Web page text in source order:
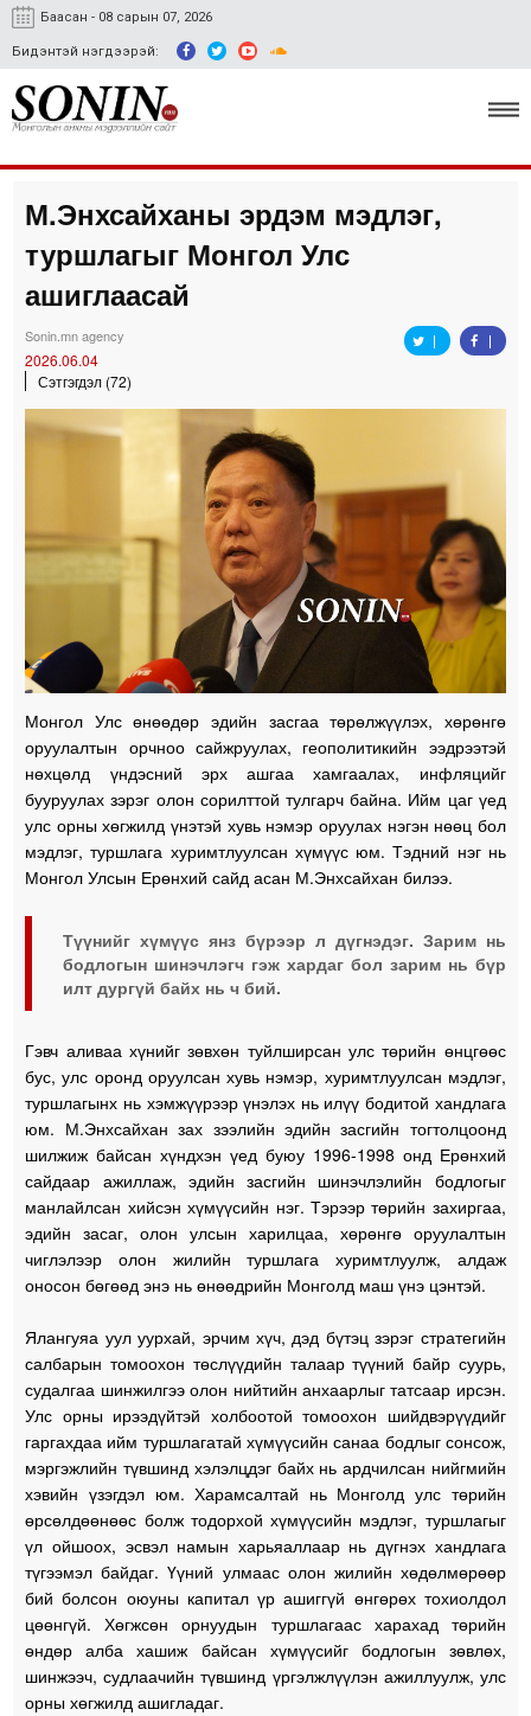
Баасан - 08 сарын 07, 2026
Бидэнтэй нэгдээрэй:
Улс төр, эдийн засаг
Гэмт хэрэг
Easy news
М.Энхсайханы эрдэм мэдлэг,
туршлагыг Монгол Улс
ашиглаасай
Sonin.mn agency
2026.06.04
Сэтгэгдэл (72)
Монгол Улс өнөөдөр эдийн засгаа төрөлжүүлэх, хөрөнгө
оруулалтын орчноо сайжруулах, геополитикийн ээдрээтэй
нөхцөлд үндэсний эрх ашгаа хамгаалах, инфляцийг
бууруулах зэрэг олон сорилттой тулгарч байна. Ийм цаг үед
улс орны хөгжилд үнэтэй хувь нэмэр оруулах нэгэн нөөц бол
мэдлэг, туршлага хуримтлуулсан хүмүүс юм. Тэдний нэг нь
Монгол Улсын Ерөнхий сайд асан М.Энхсайхан билээ.
Түүнийг хүмүүс янз бүрээр л дүгнэдэг. Зарим нь
бодлогын шинэчлэгч гэж хардаг бол зарим нь бүр
илт дургүй байх нь ч бий.
Гэвч аливаа хүнийг зөвхөн туйлширсан улс төрийн өнцгөөс
бус, улс оронд оруулсан хувь нэмэр, хуримтлуулсан мэдлэг,
туршлагынх нь хэмжүүрээр үнэлэх нь илүү бодитой хандлага
юм. М.Энхсайхан зах зээлийн эдийн засгийн тогтолцоонд
шилжиж байсан хүндхэн үед буюу 1996-1998 онд Ерөнхий
сайдаар ажиллаж, эдийн засгийн шинэчлэлийн бодлогыг
манлайлсан хийсэн хүмүүсийн нэг. Тэрээр төрийн захиргаа,
эдийн засаг, олон улсын харилцаа, хөрөнгө оруулалтын
чиглэлээр олон жилийн туршлага хуримтлуулж, алдаж
оносон бөгөөд энэ нь өнөөдрийн Монголд маш үнэ цэнтэй.
Ялангуяа уул уурхай, эрчим хүч, дэд бүтэц зэрэг стратегийн
салбарын томоохон төслүүдийн талаар түүний байр суурь,
судалгаа шинжилгээ олон нийтийн анхаарлыг татсаар ирсэн.
Улс орны ирээдүйтэй холбоотой томоохон шийдвэрүүдийг
гаргахдаа ийм туршлагатай хүмүүсийн санаа бодлыг сонсож,
мэргэжлийн түвшинд хэлэлцдэг байх нь ардчилсан нийгмийн
хэвийн үзэгдэл юм. Харамсалтай нь Монголд улс төрийн
өрсөлдөөнөөс болж тодорхой хүмүүсийн мэдлэг, туршлагыг
үл ойшоох, эсвэл намын харьяаллаар нь дүгнэх хандлага
түгээмэл байдаг. Үүний улмаас олон жилийн хөдөлмөрөөр
бий болсон оюуны капитал үр ашиггүй өнгөрөх тохиолдол
цөөнгүй. Хөгжсөн орнуудын туршлагаас харахад төрийн
өндөр алба хашиж байсан хүмүүсийг бодлогын зөвлөх,
шинжээч, судлаачийн түвшинд үргэлжлүүлэн ажиллуулж, улс
орны хөгжилд ашигладаг.